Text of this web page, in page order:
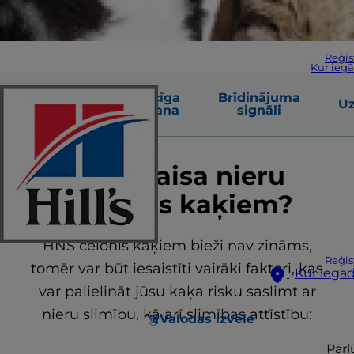
Kur
Kur
Valodas izvēle
Savlaicīga
atklāšana
Brīdinājuma
signāli
Kas izraisa nieru
slimības kaķiem?
HNS cēlonis kaķiem bieži nav zināms,
tomēr var būt iesaistīti vairāki faktori, kas
var palielināt jūsu kaķa risku saslimt ar
nieru slimību, kā arī slimības attīstību: